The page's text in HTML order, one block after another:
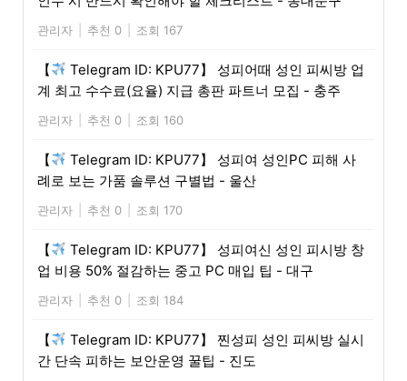
관리자 추천 0 조회 167
【
Telegram ID: KPU77】 성피어때 성인 피씨방 업
계 최고 수수료(요율) 지급 총판 파트너 모집 - 충주
관리자 추천 0 조회 160
【
Telegram ID: KPU77】 성피여 성인PC 피해 사
례로 보는 가품 솔루션 구별법 - 울산
관리자 추천 0 조회 170
【
Telegram ID: KPU77】 성피여신 성인 피시방 창
업 비용 50% 절감하는 중고 PC 매입 팁 - 대구
관리자 추천 0 조회 184
【
Telegram ID: KPU77】 찐성피 성인 피씨방 실시
간 단속 피하는 보안운영 꿀팁 - 진도